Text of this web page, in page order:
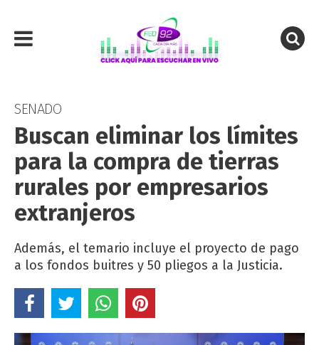
SENADO
Buscan eliminar los límites
para la compra de tierras
rurales por empresarios
extranjeros
Además, el temario incluye el proyecto de pago
a los fondos buitres y 50 pliegos a la Justicia.